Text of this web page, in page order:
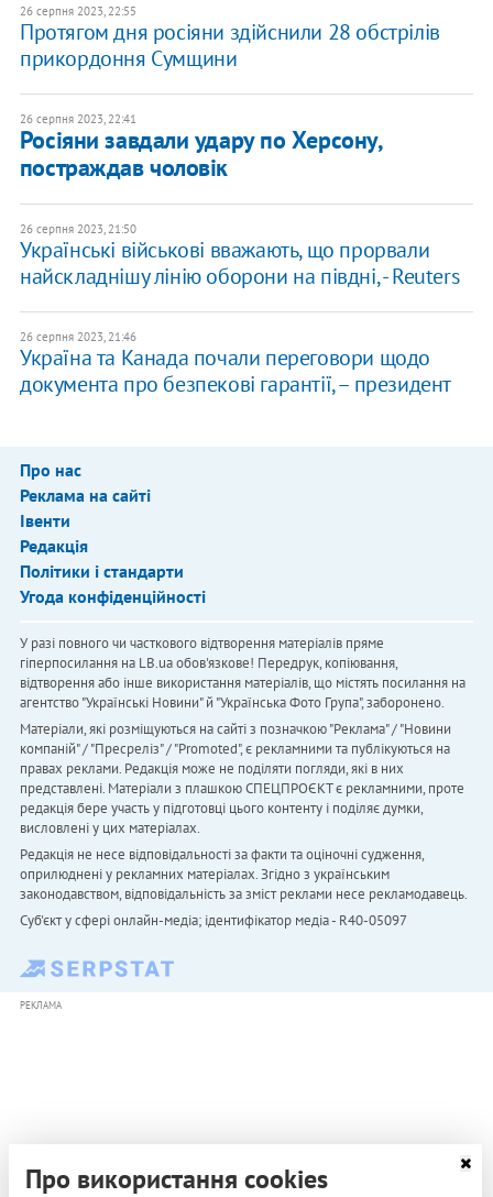
26 серпня 2023, 22:55
Протягом дня росіяни здійснили 28 обстрілів
прикордоння Сумщини
26 серпня 2023, 22:41
Росіяни завдали удару по Херсону,
постраждав чоловік
26 серпня 2023, 21:50
Українські військові вважають, що прорвали
найскладнішу лінію оборони на півдні, - Reuters
26 серпня 2023, 21:46
Україна та Канада почали переговори щодо
документа про безпекові гарантії, – президент
Про нас
Реклама на сайті
Івенти
Редакція
Політики і стандарти
Угода конфіденційності
У разі повного чи часткового відтворення матеріалів пряме
гіперпосилання на LB.ua обов'язкове! Передрук, копіювання,
відтворення або інше використання матеріалів, що містять посилання на
агентство "Українськi Новини" й "Українська Фото Група", заборонено.
Матеріали, які розміщуються на сайті з позначкою "Реклама" / "Новини
компаній" / "Пресреліз" / "Promoted", є рекламними та публікуються на
правах реклами. Редакція може не поділяти погляди, які в них
представлені. Матеріали з плашкою СПЕЦПРОЄКТ є рекламними, проте
редакція бере участь у підготовці цього контенту і поділяє думки,
висловлені у цих матеріалах.
Редакція не несе відповідальності за факти та оціночні судження,
оприлюднені у рекламних матеріалах. Згідно з українським
законодавством, відповідальність за зміст реклами несе рекламодавець.
Cуб'єкт у сфері онлайн-медіа; ідентифікатор медіа - R40-05097
РЕКЛАМА
Про використання cookies